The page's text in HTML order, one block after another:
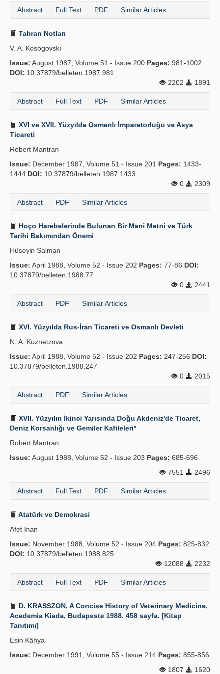
Abstract Full Text PDF Similar Articles
Tahran Notları
V. A. Kosogovskı
Issue: August 1987, Volume 51 - Issue 200 Pages: 981-1002
DOI: 10.37879/belleten.1987.981
2202
1891
Abstract Full Text PDF Similar Articles
XVI ve XVII. Yüzyılda Osmanlı İmparatorluğu ve Asya
Ticareti
Robert Mantran
Issue: December 1987, Volume 51 - Issue 201 Pages: 1433-
1444 DOI: 10.37879/belleten.1987.1433
0
2309
Abstract PDF Similar Articles
Hoço Harebelerinde Bulunan Bir Mani Metni ve Türk
Tarihi Bakımından Önemi
Hüseyin Salman
Issue: April 1988, Volume 52 - Issue 202 Pages: 77-86 DOI:
10.37879/belleten.1988.77
0
2441
Abstract PDF Similar Articles
XVI. Yüzyılda Rus-İran Ticareti ve Osmanlı Devleti
N. A. Kuznetzova
Issue: April 1988, Volume 52 - Issue 202 Pages: 247-256 DOI:
10.37879/belleten.1988.247
0
2015
Abstract PDF Similar Articles
XVII. Yüzyılın İkinci Yarısında Doğu Akdeniz'de Ticaret,
Deniz Korsanlığı ve Gemiler Kafileleri*
Robert Mantran
Issue: August 1988, Volume 52 - Issue 203 Pages: 685-696
7551
2496
Abstract Full Text PDF Similar Articles
Atatürk ve Demokrasi
Afet İnan
Issue: November 1988, Volume 52 - Issue 204 Pages: 825-832
DOI: 10.37879/belleten.1988.825
12088
2232
Abstract Full Text PDF Similar Articles
D. KRASSZON, A Concise History of Veterinary Medicine,
Academia Kiada, Budapeste 1988. 458 sayfa. [Kitap
Tanıtımı]
Esin Kâhya
Issue: December 1991, Volume 55 - Issue 214 Pages: 855-856
1807
1620